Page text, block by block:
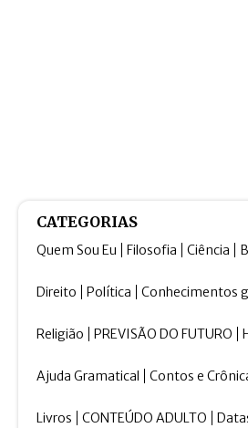
CATEGORIAS
Quem Sou Eu Filosofia Ciência
Direito Política Conhecimentos
Religião PREVISÃO DO FUTURO
Ajuda Gramatical Contos e
Livros CONTEÚDO ADULTO